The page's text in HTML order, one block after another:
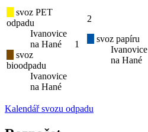
svoz PET
odpadu
Ivanovice
na Hané
svoz
bioodpadu
Ivanovice
na Hané
1
2
svoz papíru
Ivanovice
na Hané
Kalendář svozu odpadu